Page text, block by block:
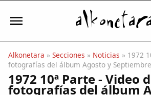
Iniciar sesión
Alkonetara » Secciones » Noticias » 1972
fotografías del álbum Agosto y
1972 10ª Parte - Video
fotografías del álbum